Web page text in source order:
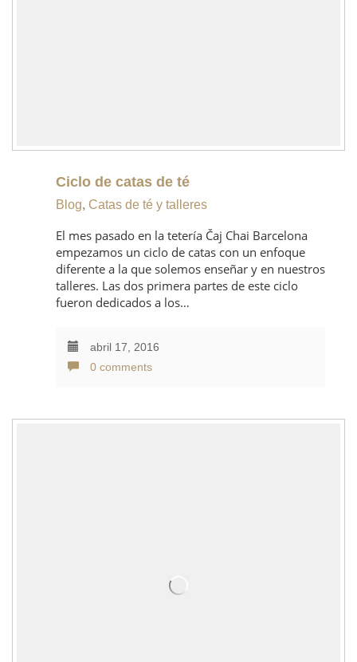
Ciclo de catas de té
Blog, Catas de té y talleres
El mes pasado en la tetería Čaj Chai Barcelona
empezamos un ciclo de catas con un enfoque
diferente a la que solemos enseñar y en nuestros
talleres. Las dos primera partes de este ciclo
fueron dedicados a los…
abril 17, 2016
0 comments